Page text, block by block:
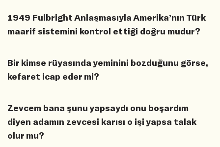
1949 Fulbright Anlaşmasıyla Amerika’nın Türk
maarif sistemini kontrol ettiği doğru mudur?
Bir kimse rüyasında yeminini bozduğunu görse,
kefaret icap eder mi?
Zevcem bana şunu yapsaydı onu boşardım
diyen adamın zevcesi karısı o işi yapsa talak
olur mu?